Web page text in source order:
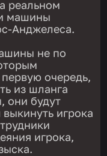
реальном
машины
Анджелеса.
не по
очередь,
из шланга
будут
игрока
игрока,